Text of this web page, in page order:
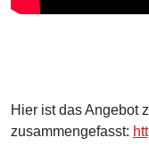
Hier ist das Angebot
zusammengefasst: